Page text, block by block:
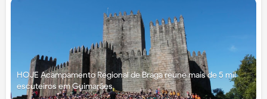
HOJE Acampamento Regional de Braga reúne mais de 5 mil
escuteiros em Guimarães